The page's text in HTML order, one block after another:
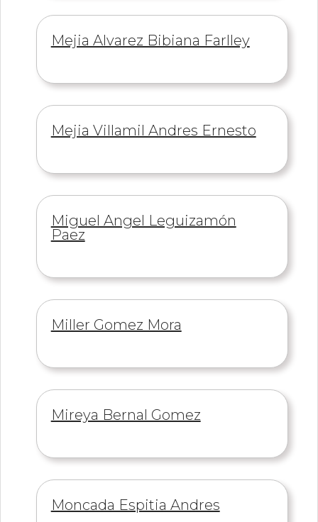
Información
Mejia Alvarez Bibiana Farlley
Información
Mejia Villamil Andres Ernesto
Información
de
Miguel Angel Leguizamón
Paez
Información
Miller Gomez Mora
Información
Mireya Bernal Gomez
Información
Moncada Espitia Andres